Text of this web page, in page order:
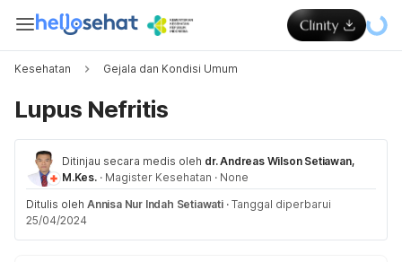
Kesehatan Gejala dan Kondisi Umum
Lupus Nefritis
Ditinjau secara medis oleh dr. Andreas Wilson Setiawan,
M.Kes. · Magister Kesehatan · None
Ditulis oleh Annisa Nur Indah Setiawati · Tanggal diperbarui
25/04/2024